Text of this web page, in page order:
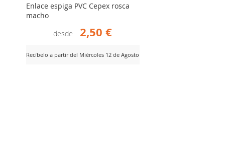
Enlace espiga PVC Cepex rosca
macho
desde
2,50 €
Recíbelo a partir del Miércoles 12 de Agosto